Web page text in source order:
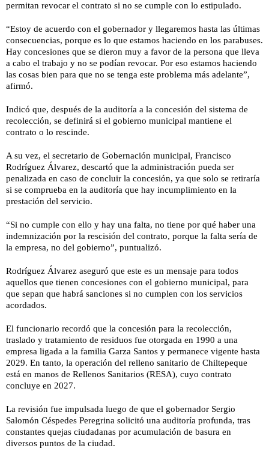
permitan revocar el contrato si no se cumple con lo estipulado.
“Estoy de acuerdo con el gobernador y llegaremos hasta las últimas
consecuencias, porque es lo que estamos haciendo en los parabuses.
Hay concesiones que se dieron muy a favor de la persona que lleva
a cabo el trabajo y no se podían revocar. Por eso estamos haciendo
las cosas bien para que no se tenga este problema más adelante”,
afirmó.
Indicó que, después de la auditoría a la concesión del sistema de
recolección, se definirá si el gobierno municipal mantiene el
contrato o lo rescinde.
A su vez, el secretario de Gobernación municipal, Francisco
Rodríguez Álvarez, descartó que la administración pueda ser
penalizada en caso de concluir la concesión, ya que solo se retiraría
si se comprueba en la auditoría que hay incumplimiento en la
prestación del servicio.
“Si no cumple con ello y hay una falta, no tiene por qué haber una
indemnización por la rescisión del contrato, porque la falta sería de
la empresa, no del gobierno”, puntualizó.
Rodríguez Álvarez aseguró que este es un mensaje para todos
aquellos que tienen concesiones con el gobierno municipal, para
que sepan que habrá sanciones si no cumplen con los servicios
acordados.
El funcionario recordó que la concesión para la recolección,
traslado y tratamiento de residuos fue otorgada en 1990 a una
empresa ligada a la familia Garza Santos y permanece vigente hasta
2029. En tanto, la operación del relleno sanitario de Chiltepeque
está en manos de Rellenos Sanitarios (RESA), cuyo contrato
concluye en 2027.
La revisión fue impulsada luego de que el gobernador Sergio
Salomón Céspedes Peregrina solicitó una auditoría profunda, tras
constantes quejas ciudadanas por acumulación de basura en
diversos puntos de la ciudad.